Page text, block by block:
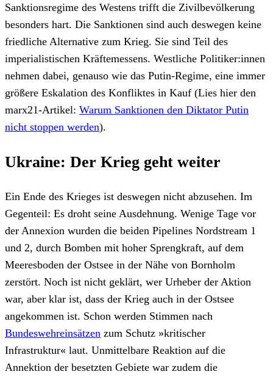
Sanktionsregime des Westens trifft die Zivilbevölkerung
besonders hart. Die Sanktionen sind auch deswegen keine
friedliche Alternative zum Krieg. Sie sind Teil des
imperialistischen Kräftemessens. Westliche Politiker:innen
nehmen dabei, genauso wie das Putin-Regime, eine immer
größere Eskalation des Konfliktes in Kauf (Lies hier den
marx21-Artikel: Warum Sanktionen den Diktator Putin
nicht stoppen werden).
Ukraine: Der Krieg geht weiter
Ein Ende des Krieges ist deswegen nicht abzusehen. Im
Gegenteil: Es droht seine Ausdehnung. Wenige Tage vor
der Annexion wurden die beiden Pipelines Nordstream 1
und 2, durch Bomben mit hoher Sprengkraft, auf dem
Meeresboden der Ostsee in der Nähe von Bornholm
zerstört. Noch ist nicht geklärt, wer Urheber der Aktion
war, aber klar ist, dass der Krieg auch in der Ostsee
angekommen ist. Schon werden Stimmen nach
Bundeswehreinsätzen zum Schutz »kritischer
Infrastruktur« laut. Unmittelbare Reaktion auf die
Annektion der besetzten Gebiete war zudem die